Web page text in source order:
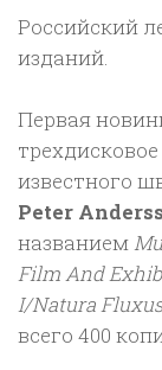
Российский
изданий.
Первая
известного
Peter
названием
Film And
I/Natura Fluxus
всего 400